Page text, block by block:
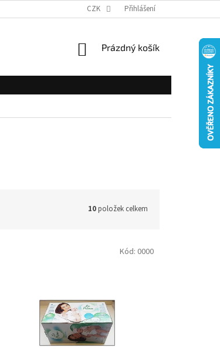
CZK Přihlášení
NÁKUPNÍ
Prázdný košík
10položek celkem
Kód: 0000